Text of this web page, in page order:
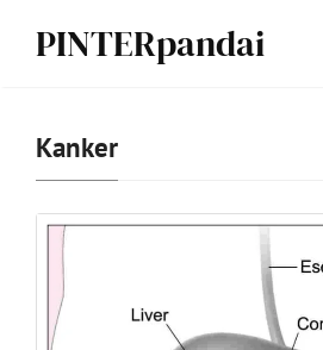
PINTERpandai
Kanker